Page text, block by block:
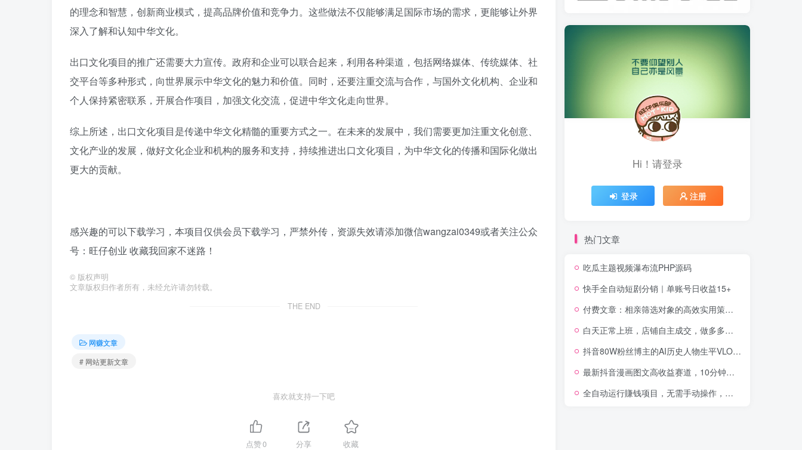
的理念和智慧，创新商业模式，提高品牌价值和竞争力。这些做法不仅能够满足国际市场的需求，更能够让外界
深入了解和认知中华文化。
出口文化项目的推广还需要大力宣传。政府和企业可以联合起来，利用各种渠道，包括网络媒体、传统媒体、社
交平台等多种形式，向世界展示中华文化的魅力和价值。同时，还要注重交流与合作，与国外文化机构、企业和
个人保持紧密联系，开展合作项目，加强文化交流，促进中华文化走向世界。
综上所述，出口文化项目是传递中华文化精髓的重要方式之一。在未来的发展中，我们需要更加注重文化创意、
文化产业的发展，做好文化企业和机构的服务和支持，持续推进出口文化项目，为中华文化的传播和国际化做出
更大的贡献。
感兴趣的可以下载学习，本项目仅供会员下载学习，严禁外传，资源失效请添加微信wangzai0349或者关注公众
号：旺仔创业 收藏我回家不迷路！
© 版权声明
文章版权归作者所有，未经允许请勿转载。
THE END
网赚文章
# 网站更新文章
喜欢就支持一下吧
点赞0 分享 收藏
Hi！请登录
登录 注册
热门文章
吃瓜主题视频瀑布流PHP源码
快手全自动短剧分销｜单账号日收益15+
付费文章：相亲筛选对象的高效实用策略，全程落地可实操，规避短择、利己型相亲对象
白天正常上班，店铺自主成交，做多多虚拟每月新增1-3W稳定被动收入【揭秘】
抖音80W粉丝博主的AI历史人物生平VLOG教学，不用拍摄不用露脸，AI帮你搞定，轻松解锁伙伴计划+精选收益
最新抖音漫画图文高收益赛道，10分钟制作一个作品，稳拿创作者伙伴计划收益
全自动运行賺钱项目，无需手动操作，稳定运行长期可做，新手副业首选【揭秘】